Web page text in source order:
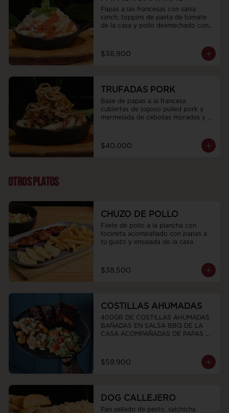
Papas a las francesas con salsa
ranch, toppins de pasta de tomate
de la casa y pollo desmechado con
$36.900
TRUFADAS PORK
Base de papas a la francesa
cubiertas de jugoso pulled pork y
mermelada de cebollas moradas y
trufas, topping de cebollas
crocantes y cebollín
$40.000
OTROS PLATOS
CHUZO DE POLLO
Filete de pollo a la plancha con
tocineta acompañado con papas a
tu gusto y ensalada de la casa
$38.500
COSTILLAS AHUMADAS
400GR DE COSTILLAS AHUMADAS
BAÑADAS EN SALSA BBQ DE LA
CASA ACOMPAÑADAS DE PAPAS
$59.900
DOG CALLEJERO
Pan sellado de pesto, salchicha